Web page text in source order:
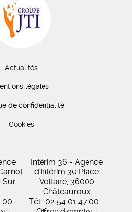
Actualités
légales
de confidentialité
Cookies
Sur-
00 -
Intérim 36 - Agence
d'intérim 30 Place
Voltaire, 36000
Châteauroux
Tél : 02 54 01 47 00 -